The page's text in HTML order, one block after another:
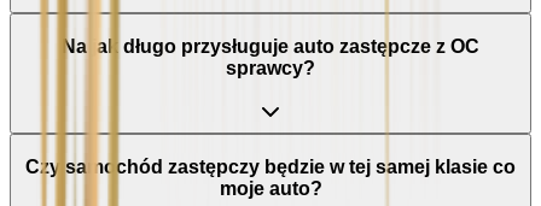
Na jak długo przysługuje auto zastępcze z OC
sprawcy?
Czy samochód zastępczy będzie w tej samej klasie co
moje auto?